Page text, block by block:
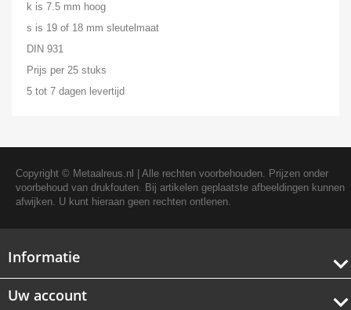
k is 7.5 mm hoog
s is 19 of 18 mm sleutelmaat
DIN 931
Prijs per 25 stuks
5 tot 7 dagen levertijd
Copyright © Metaalreus.nl
| Alle rechten voorbehouden. Prijzen onder
voorbehoud van drukfouten. Bij artikelen geplaatste afbeeldingen kunnen
afwijken. U kunt hieraan geen rechten ontlenen.
Informatie
Uw account